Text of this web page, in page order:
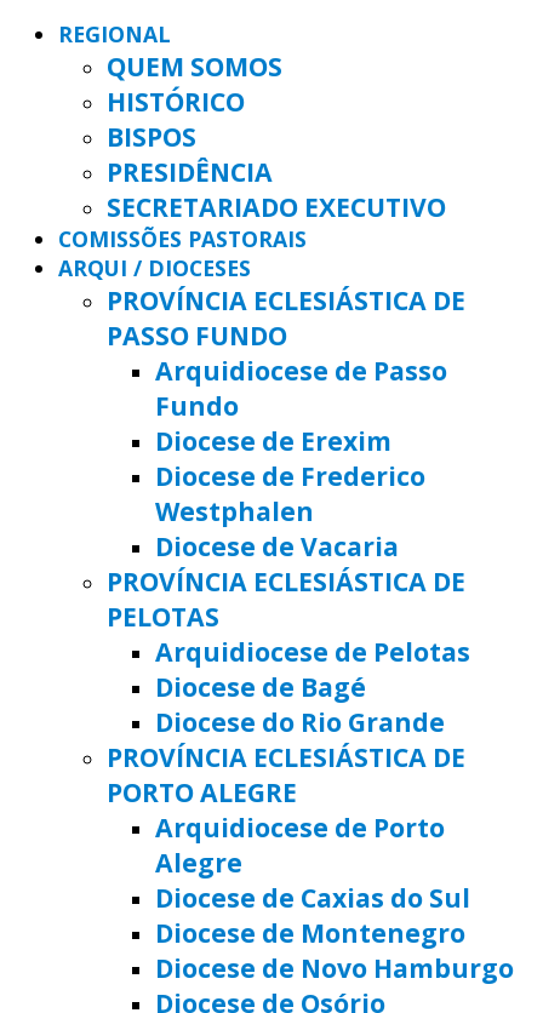
REGIONAL
QUEM SOMOS
HISTÓRICO
BISPOS
PRESIDÊNCIA
SECRETARIADO EXECUTIVO
COMISSÕES PASTORAIS
ARQUI / DIOCESES
PROVÍNCIA ECLESIÁSTICA DE
PASSO FUNDO
Arquidiocese de Passo
Fundo
Diocese de Erexim
Diocese de Frederico
Westphalen
Diocese de Vacaria
PROVÍNCIA ECLESIÁSTICA DE
PELOTAS
Arquidiocese de Pelotas
Diocese de Bagé
Diocese do Rio Grande
PROVÍNCIA ECLESIÁSTICA DE
PORTO ALEGRE
Arquidiocese de Porto
Alegre
Diocese de Caxias do Sul
Diocese de Montenegro
Diocese de Novo Hamburgo
Diocese de Osório